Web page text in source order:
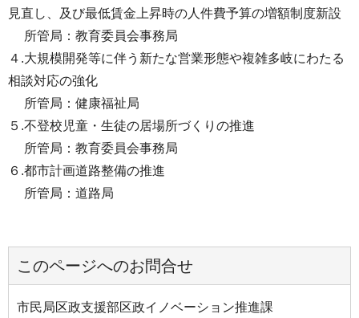
見直し、及び最低賃金上昇時の人件費予算の増額制度新設
所管局：教育委員会事務局
４.大規模開発等に伴う新たな営業形態や複雑多岐にわたる
相談対応の強化
所管局：健康福祉局
５.不登校児童・生徒の居場所づくりの推進
所管局：教育委員会事務局
６.都市計画道路整備の推進
所管局：道路局
このページへのお問合せ
市民局区政支援部区政イノベーション推進課